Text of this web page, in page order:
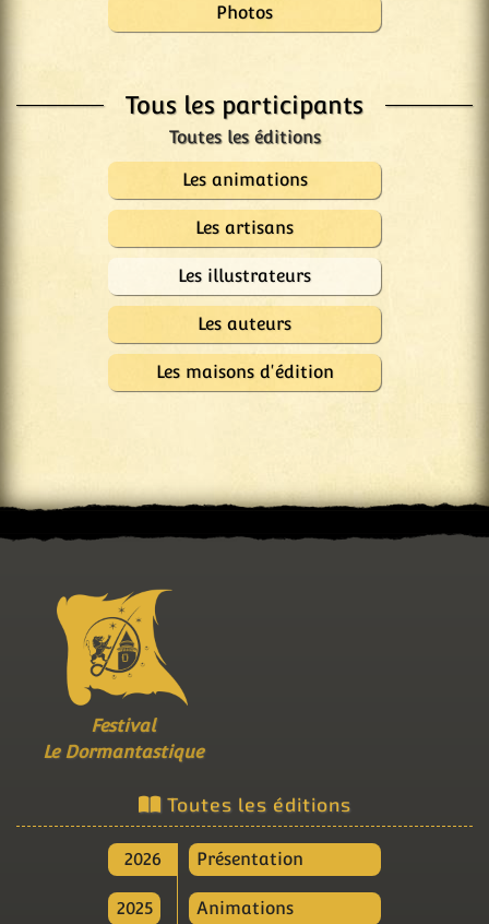
Photos
Tous les participants
Les animations
Les artisans
Les illustrateurs
Les auteurs
Les maisons d'édition
Festival
Le Dormantastique
Toutes les éditions
2026
2025
Présentation
Animations